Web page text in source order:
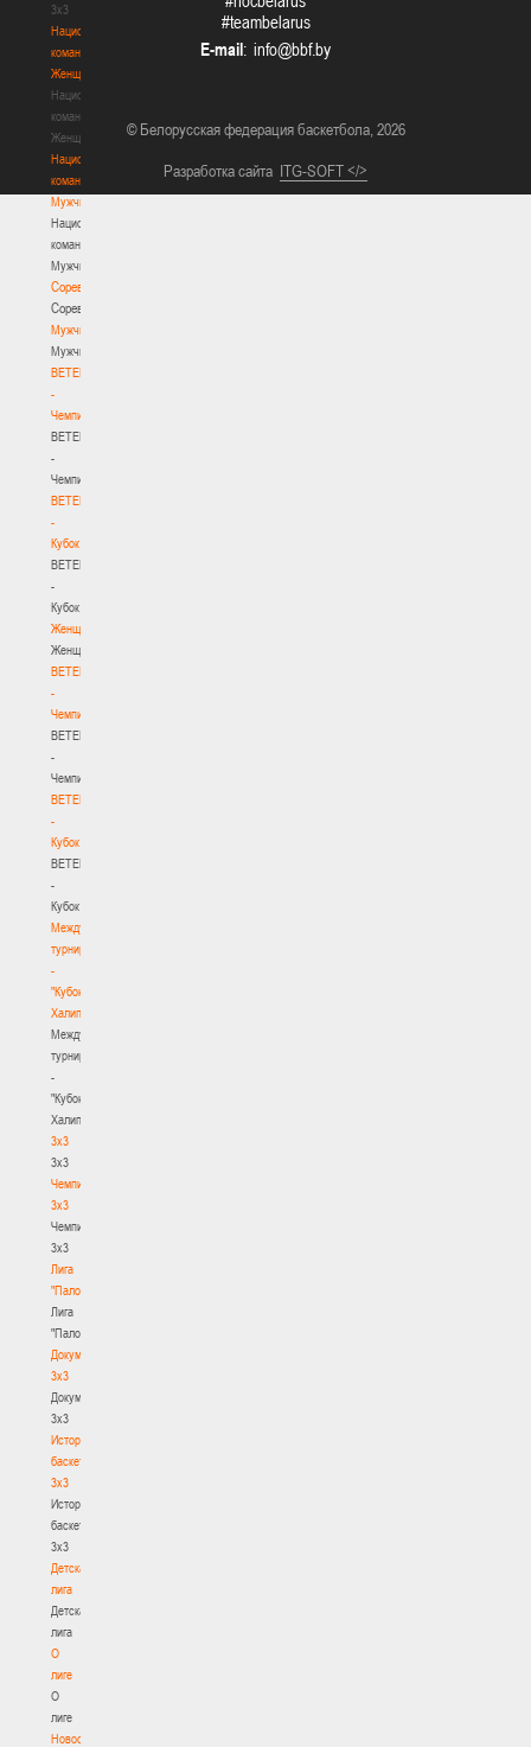
3х3
Национальная
команда.
Женщины
Национальная
команда.
Женщины
Национальная
команда.
Мужчины
Национальная
команда.
Мужчины
Соревнования
Соревнования
Мужчины
Мужчины
BETERA
-
Чемпионат
BETERA
-
Чемпионат
BETERA
-
Кубок
BETERA
-
Кубок
Женщины
Женщины
BETERA
-
Чемпионат
BETERA
-
Чемпионат
BETERA
-
Кубок
BETERA
-
Кубок
Международный
турнир
-
"Кубок
Халипского"
Международный
турнир
-
"Кубок
Халипского"
3x3
3x3
Чемпионат
3х3
Чемпионат
3х3
Лига
"Палова"
Лига
"Палова"
Документы
3х3
Документы
3х3
История
баскетбола
3х3
История
баскетбола
3х3
Детская
лига
Детская
лига
О
лиге
О
лиге
Новости
#teambelarus
E-mail:
© Белорусская федерация баскетбола, 2026
Разработка сайта ITG-SOFT </>